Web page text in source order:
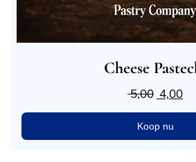
Cheese
5,00 4,00
Koop nu